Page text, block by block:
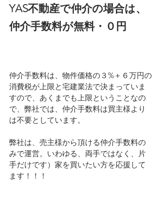
YAS不動産で仲介の場合は、
仲介手数料が無料・０円
仲介手数料は、物件価格の３%＋６万円の
消費税が上限と宅建業法で決まっていま
すので、あくまでも上限ということなの
で、弊社では、仲介手数料は買主様より
は不要としています。
弊社は、売主様から頂ける仲介手数料の
みで運営。いわゆる、両手ではなく、片
手だけです）家を買いたい方を応援して
ます！！！